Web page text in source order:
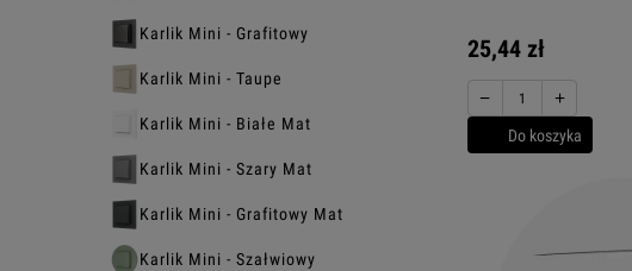
Karlik Mini - Grafitowy
Karlik Mini - Taupe
Karlik Mini - Białe Mat
Karlik Mini - Szary Mat
Karlik Mini - Grafitowy Mat
Karlik Mini - Szałwiowy
25,44 zł
− +
Do koszyka